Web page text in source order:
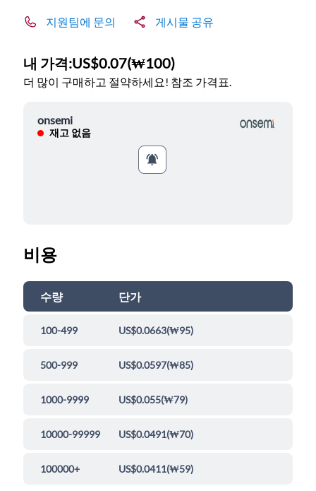
지원팀에 문의 게시물 공유
내 가격:US$0.07(₩100)
더 많이 구매하고 절약하세요! 참조 가격표.
onsemi
재고 없음
비용
수량 단가
100-499 US$0.0663(₩95)
500-999 US$0.0597(₩85)
1000-9999 US$0.055(₩79)
10000-99999 US$0.0491(₩70)
100000+ US$0.0411(₩59)